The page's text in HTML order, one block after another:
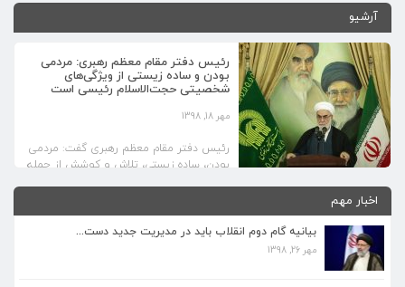
آرشیو
رئیس دفتر مقام معظم رهبری: مردمی
بودن و ساده زیستی از ویژگی‌های
شخصیتی حجت‌الاسلام رئیسی است
مهر 18, 1398
رئیس دفتر مقام معظم رهبری گفت: مردمی
بودن، ساده زیستی، تلاش و کوشش از جمله
همواره تلاش می‌کرد که در حد توان، رضایت
مقام معظم رهبری را جلب کند.
اخبار مهم
بیانیه گام دوم انقلاب باید در مدیریت جدید دست...
مهر 26, 1398